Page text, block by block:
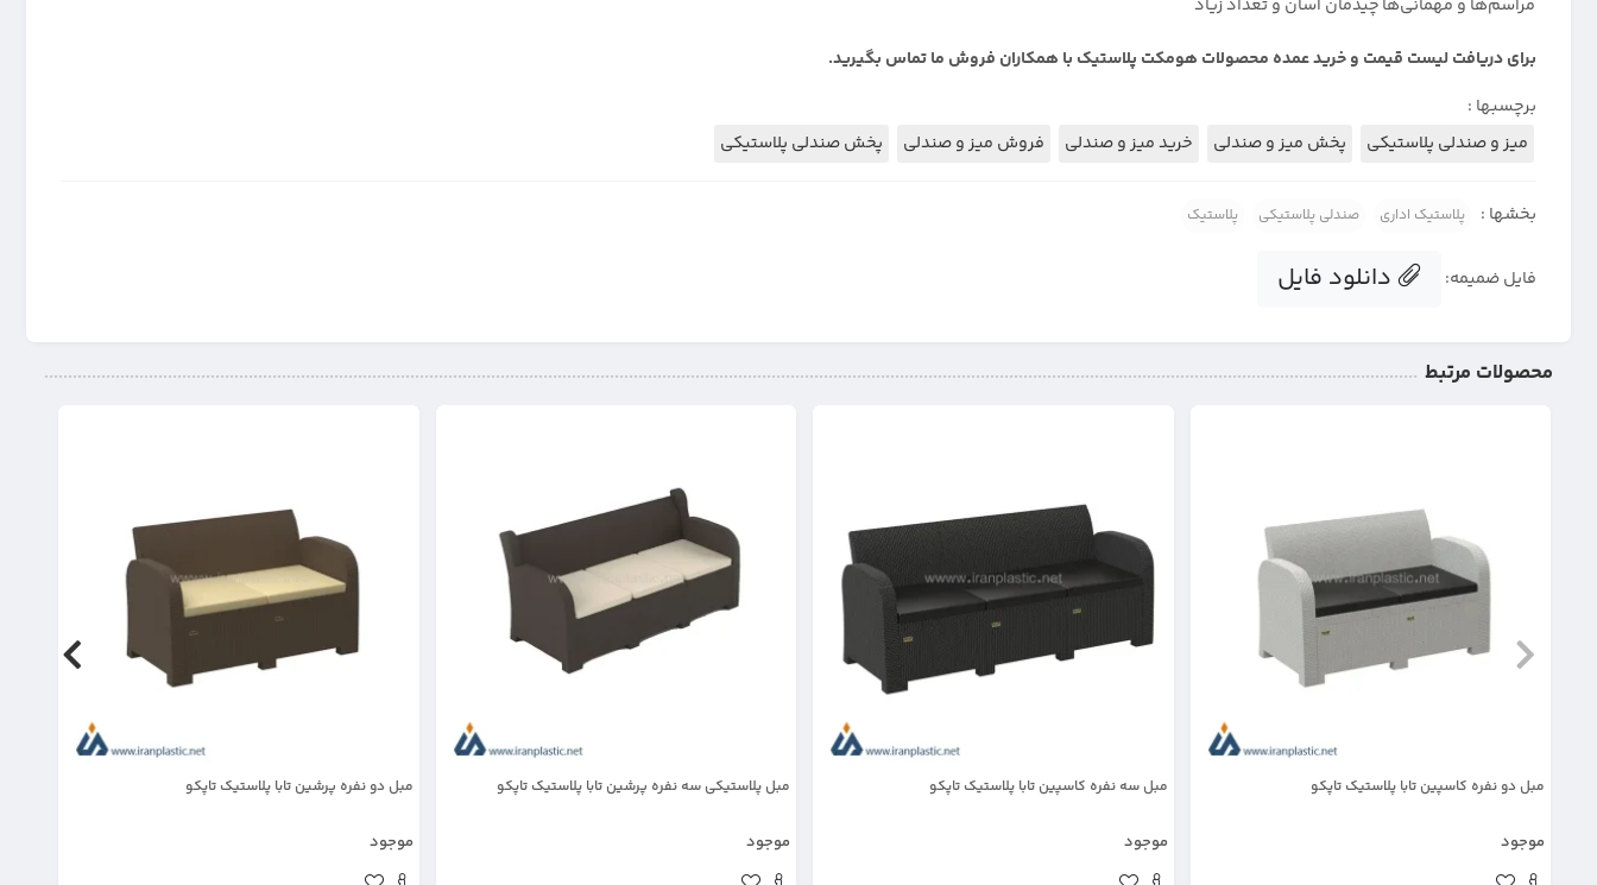
مراسم‌ها و مهمانی‌هاچیدمان آسان و تعداد زیاد
برای دریافت لیست قیمت و خرید عمده محصولات هومکت پلاستیک با همکاران فروش ما تماس بگیرید.
برچسبها :
میز و صندلی پلاستیکی
پخش میز و صندلی خرید میز و صندلی فروش میز و صندلی پخش صندلی پلاستیکی
بخشها : پلاستیک اداری صندلی پلاستیکی پلاستیک
فایل ضمیمه: دانلود فایل
محصولات مرتبط
مبل دو نفره کاسپین تابا پلاستیک تاپکو
موجود
مبل سه نفره کاسپین تابا پلاستیک تاپکو
موجود
مبل پلاستیکی سه نفره پرشین تابا پلاستیک تاپکو
موجود
مبل دو نفره پرشین تابا پلاستیک تاپکو
موجود